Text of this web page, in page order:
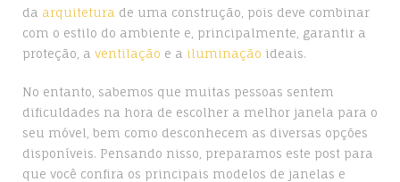
da arquitetura de uma construção, pois deve combinar
com o estilo do ambiente e, principalmente, garantir a
proteção, a ventilação e a iluminação ideais.
No entanto, sabemos que muitas pessoas sentem
dificuldades na hora de escolher a melhor janela para o
seu móvel, bem como desconhecem as diversas opções
disponíveis. Pensando nisso, preparamos este post para
que você confira os principais modelos de janelas e